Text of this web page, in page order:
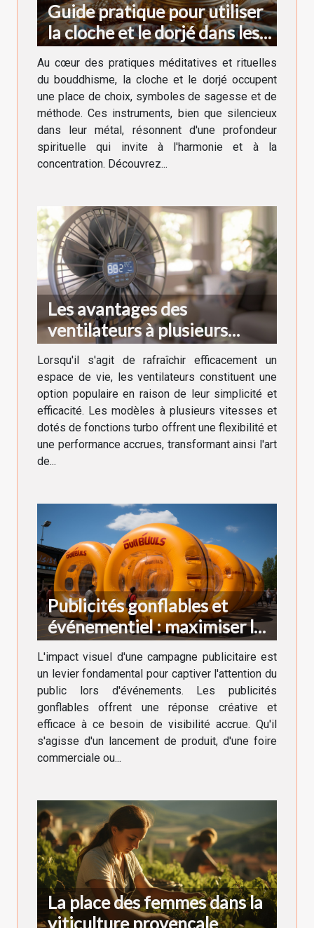
Guide pratique pour utiliser
la cloche et le dorjé dans les
rituels bouddhistes
Au cœur des pratiques méditatives et rituelles
du bouddhisme, la cloche et le dorjé occupent
une place de choix, symboles de sagesse et de
méthode. Ces instruments, bien que silencieux
dans leur métal, résonnent d'une profondeur
spirituelle qui invite à l'harmonie et à la
concentration. Découvrez...
Les avantages des
ventilateurs à plusieurs
vitesses et fonctions turbo
Lorsqu'il s'agit de rafraîchir efficacement un
espace de vie, les ventilateurs constituent une
option populaire en raison de leur simplicité et
efficacité. Les modèles à plusieurs vitesses et
dotés de fonctions turbo offrent une flexibilité et
une performance accrues, transformant ainsi l'art
de...
Publicités gonflables et
événementiel : maximiser la
visibilité
L'impact visuel d'une campagne publicitaire est
un levier fondamental pour captiver l'attention du
public lors d'événements. Les publicités
gonflables offrent une réponse créative et
efficace à ce besoin de visibilité accrue. Qu'il
s'agisse d'un lancement de produit, d'une foire
commerciale ou...
La place des femmes dans la
viticulture provençale